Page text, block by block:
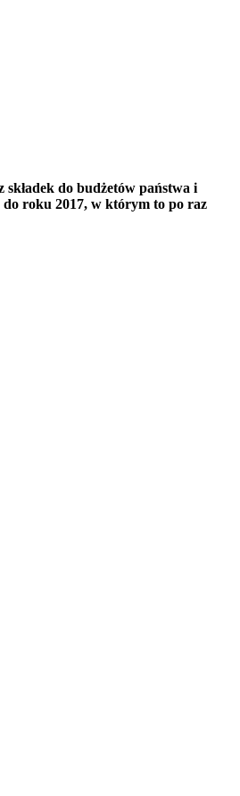
składek do budżetów państwa i
do roku 2017, w którym to po raz